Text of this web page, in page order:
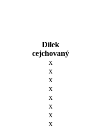
Dílek
cejchovaný
x
x
x
x
x
x
x
x